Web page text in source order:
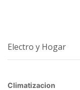
Electro y Hogar
Climatizacion